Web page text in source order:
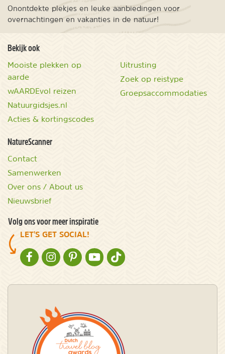
Onontdekte plekjes en leuke aanbiedingen voor
overnachtingen en vakanties in de natuur!
Bekijk ook
Mooiste plekken op
aarde
wAARDEvol reizen
Natuurgidsjes.nl
Acties & kortingscodes
Uitrusting
Zoek op reistype
Groepsaccommodaties
NatureScanner
Contact
Samenwerken
Over ons / About us
Nieuwsbrief
Volg ons voor meer inspiratie
LET'S GET SOCIAL!
NATURESCANNER OP FACEBOOK
NATURESCANNER OP INSTAGRAM
NATURESCANNER OP PINTEREST
NATURESCANNER OP YOUTUBE
NATURESCANNER OP TIKTOK